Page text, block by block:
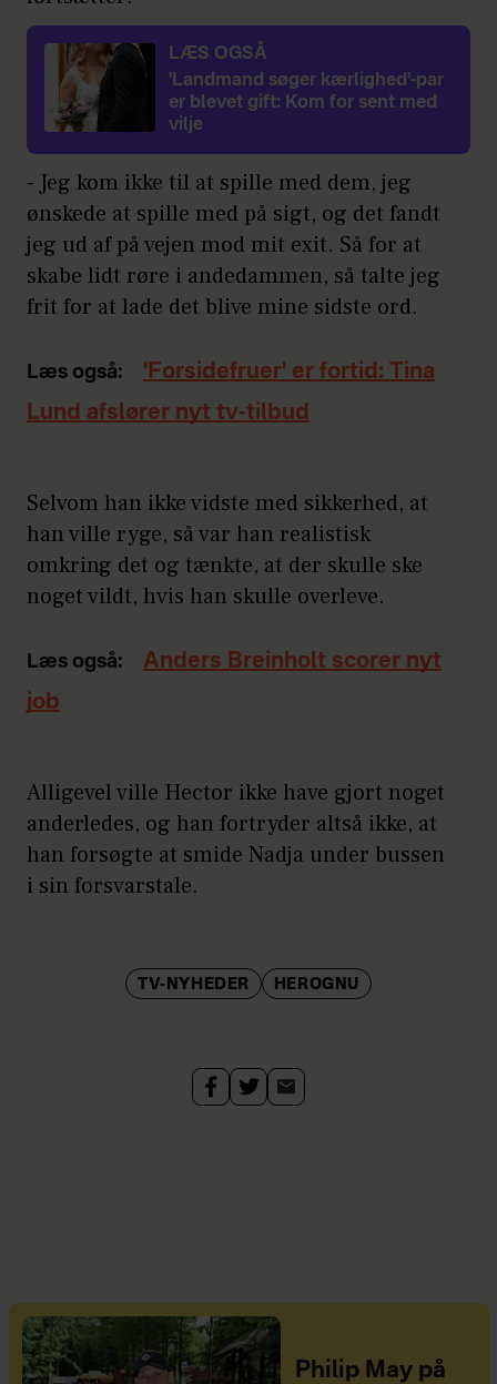
LÆS OGSÅ
'Landmand søger kærlighed'-par
er blevet gift: Kom for sent med
vilje
- Jeg kom ikke til at spille med dem, jeg
ønskede at spille med på sigt, og det fandt
jeg ud af på vejen mod mit exit. Så for at
skabe lidt røre i andedammen, så talte jeg
frit for at lade det blive mine sidste ord.
Læs også:
'Forsidefruer' er fortid: Tina
Lund afslører nyt tv-tilbud
Selvom han ikke vidste med sikkerhed, at
han ville ryge, så var han realistisk
omkring det og tænkte, at der skulle ske
noget vildt, hvis han skulle overleve.
Læs også:
Anders Breinholt scorer nyt
job
Alligevel ville Hector ikke have gjort noget
anderledes, og han fortryder altså ikke, at
han forsøgte at smide Nadja under bussen
i sin forsvarstale.
TV-NYHEDER HEROGNU
Philip May på